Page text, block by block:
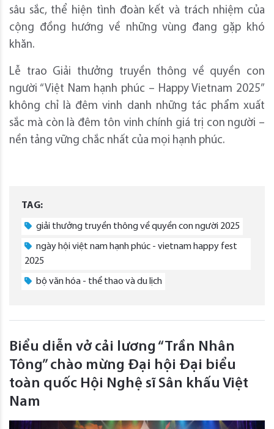
sâu sắc, thể hiện tình đoàn kết và trách nhiệm của
cộng đồng hướng về những vùng đang gặp khó
khăn.
Lễ trao Giải thưởng truyền thông về quyền con
người “Việt Nam hạnh phúc – Happy Vietnam 2025”
không chỉ là đêm vinh danh những tác phẩm xuất
sắc mà còn là đêm tôn vinh chính giá trị con người –
nền tảng vững chắc nhất của mọi hạnh phúc.
TAG:
giải thưởng truyền thông về quyền con người 2025
ngày hội việt nam hạnh phúc - vietnam happy fest
2025
bộ văn hóa - thể thao và du lịch
Biểu diễn vở cải lương “Trần Nhân
Tông” chào mừng Đại hội Đại biểu
toàn quốc Hội Nghệ sĩ Sân khấu Việt
Nam